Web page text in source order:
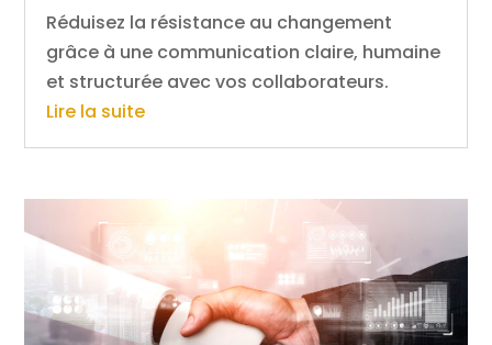
Réduisez la résistance au changement
grâce à une communication claire, humaine
et structurée avec vos collaborateurs.
Lire la suite